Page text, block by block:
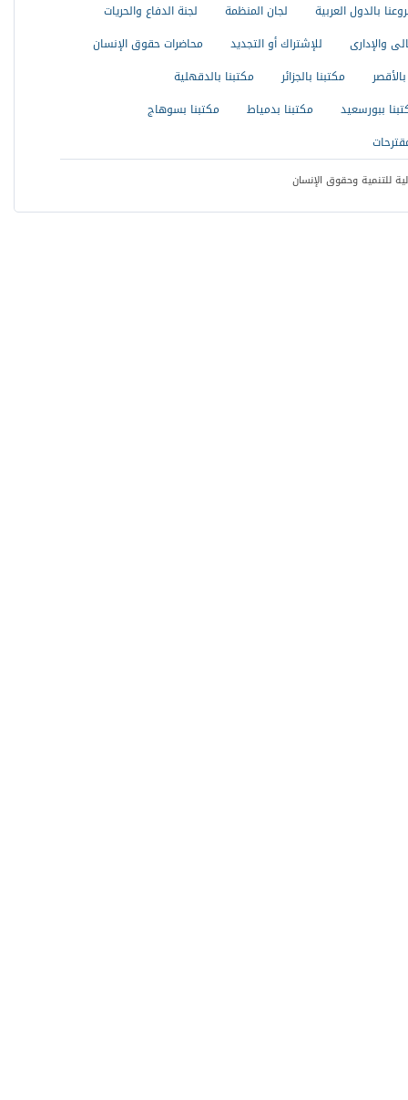
بالدول العربية
لجان المنظمة
لجنة الدفاع والحريات
والإدارى
للإشتراك أو التجديد
محاضرات حقوق الإنسان
مكتبنا بالجزائر
مكتبنا بالدقهلية
ببورسعيد
مكتبنا بدمياط
مكتبنا بسوهاج